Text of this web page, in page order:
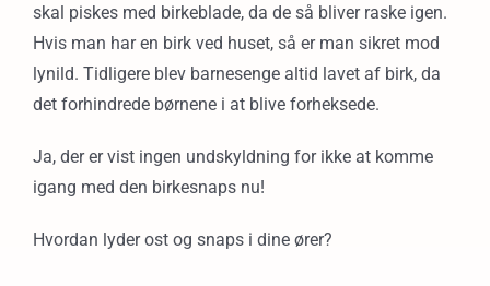
skal piskes med birkeblade, da de så bliver raske igen.
Hvis man har en birk ved huset, så er man sikret mod
lynild. Tidligere blev barnesenge altid lavet af birk, da
det forhindrede børnene i at blive forheksede.
Ja, der er vist ingen undskyldning for ikke at komme
igang med den birkesnaps nu!
Hvordan lyder ost og snaps i dine ører?